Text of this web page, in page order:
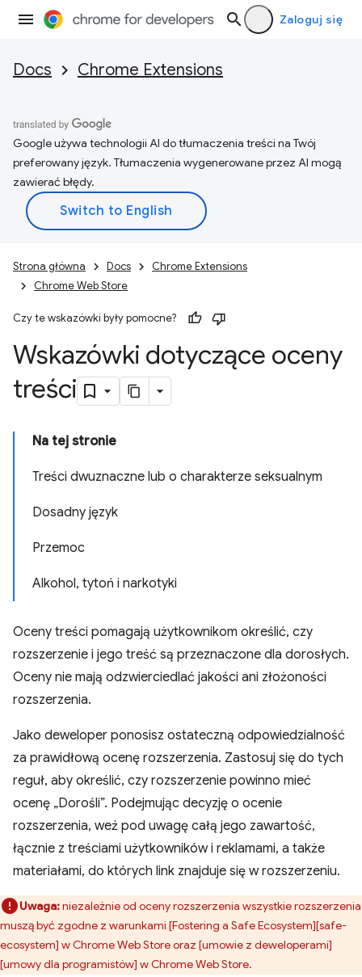
Zaloguj się
Docs Chrome Extensions
Google używa technologii AI do tłumaczenia treści na Twój
preferowany język. Tłumaczenia wygenerowane przez AI mogą
zawierać błędy.
Strona główna Docs
Chrome Extensions
Chrome Web Store
Czy te wskazówki były pomocne?
Wskazówki dotyczące oceny
treści
Na tej stronie
Treści dwuznaczne lub o charakterze seksualnym
Dosadny język
Przemoc
Alkohol, tytoń i narkotyki
Oceny treści pomagają użytkownikom określić, czy
rozszerzenie i jego treść są przeznaczone dla dorosłych.
Oceny nie mają odzwierciedlać jakości ani złożoności
rozszerzenia.
Jako deweloper ponosisz ostateczną odpowiedzialność
za prawidłową ocenę rozszerzenia. Zastosuj się do tych
reguł, aby określić, czy rozszerzenie powinno mieć
ocenę „Dorośli”. Podejmując decyzję o ocenie
rozszerzenia, weź pod uwagę całą jego zawartość,
łącznie z treściami użytkowników i reklamami, a także
materiałami, do których link znajduje się w rozszerzeniu.
Uwaga:niezależnie od oceny rozszerzenia wszystkie rozszerzenia
muszą być zgodne z warunkami [Fostering a Safe Ecosystem][safe-
ecosystem] w Chrome Web Store oraz [umowie z deweloperami]
[umowy dla programistów] w Chrome Web Store.